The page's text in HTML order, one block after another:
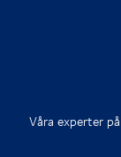
Våra experter